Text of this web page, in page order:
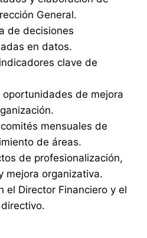
General.
de decisiones
en datos.
clave de
de mejora
mensuales de
de áreas.
de profesionalización,
mejora organizativa.
el Director Financiero y el